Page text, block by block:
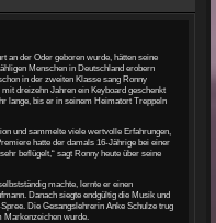
an der Oder geboren wurde, hätten seine
Menschen in Deutschland erobern
in der zweiten Klasse sang Ronny
dreizehn Jahren ein Keyboard geschenkt
lange, bis er in seinem Heimatort Treppeln
und sammelte viele wertvolle Erfahrungen,
hatte der damals 16-Jährige bei einer
beflügelt,“ sagt Ronny heute über seine
machte, lernte er einen
Danach siegte endgültig die Musik und
Die Gesangslehrerin Anke Schulze trug
wurde.